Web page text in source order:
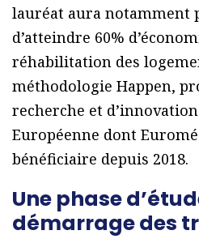
lauréat aura notamment
d’atteindre 60%
réhabilitation des
méthodologie Happen,
recherche et
Européenne dont
bénéficiaire depuis 2018.
Une phase
démarrage des